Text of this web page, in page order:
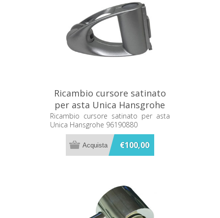
Ricambio cursore satinato
per asta Unica Hansgrohe
96190880
Ricambio cursore satinato per asta
Unica Hansgrohe 96190880
€100,00